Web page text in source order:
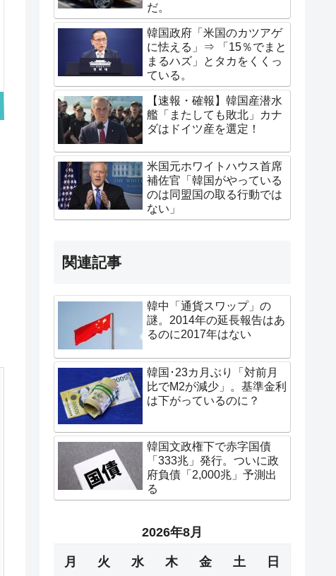
だ。
韓国政府「米国のカツアゲ
に怯える」⇒ 「15％でまと
まるハズ」とタカをくくっ
ている。
【速報・確報】韓国産潜水
艦「またしても敗北」カナ
ダはドイツ産を選定！
米国元ホワイトハウス首席
補佐官「韓国がやっている
のは同盟国の取る行動では
ない」
関連記事
韓中「通貨スワップ」の
謎。2014年の延長報告はあ
るのに2017年はない
韓国･23カ月ぶり「対前月
比でM2が減少」。基準金利
は下がっているのに？
韓国文政権下で赤字国債
「333兆」発行。ついに政
府負債「2,000兆」予測出
る
2026年8月
月 火 水 木 金 土 日